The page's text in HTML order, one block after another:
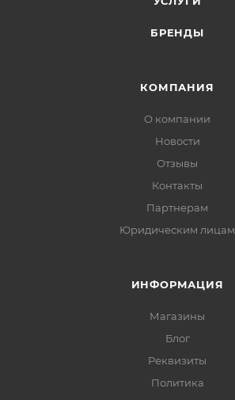
БРЕНДЫ
КОМПАНИЯ
О компании
Новости
Отзывы
Контакты
Партнерам
Юридическим лицам
ИНФОРМАЦИЯ
Магазины
Блог
Реквизиты
Политика